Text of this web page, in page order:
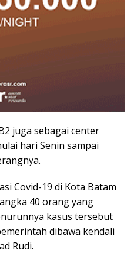
juga sebagai center
hari Senin sampai
Covid-19 di Kota Batam
40 orang yang
kasus tersebut
dibawa kendali
Rudi.